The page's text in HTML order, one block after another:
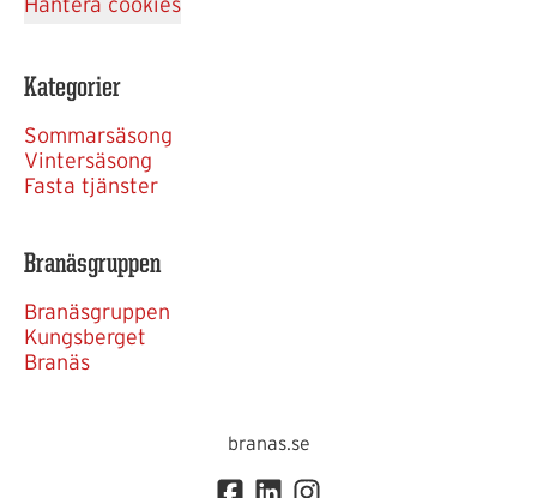
Hantera cookies
Kategorier
Sommarsäsong
Vintersäsong
Fasta tjänster
Branäsgruppen
Branäsgruppen
Kungsberget
Branäs
branas.se